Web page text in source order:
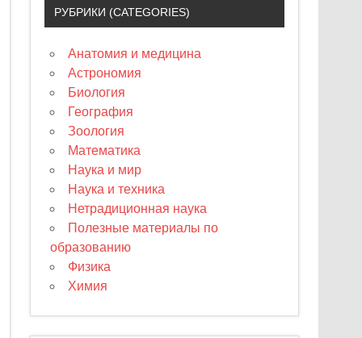
РУБРИКИ (CATEGORIES)
Анатомия и медицина
Астрономия
Биология
География
Зоология
Математика
Наука и мир
Наука и техника
Нетрадиционная наука
Полезные материалы по
образованию
Физика
Химия